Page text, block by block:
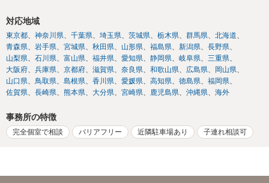
対応地域
東京都 神奈川県 千葉県 埼玉県 茨城県 栃木県 群馬県
北海道
青森県
岩手県 宮城県 秋田県 山形県 福島県 新潟県
長野県
山梨県
石川県 富山県 福井県 愛知県 静岡県 岐阜県
三重県
大阪府
兵庫県 京都府 滋賀県 奈良県 和歌山県 広島県
岡山県
山口県
鳥取県 島根県 香川県 愛媛県 高知県 徳島県
福岡県
佐賀県
長崎県 熊本県 大分県 宮崎県 鹿児島県 沖縄県 海外
事務所の特徴
完全個室で相談 バリアフリー 近隣駐車場あり 子連れ相談可